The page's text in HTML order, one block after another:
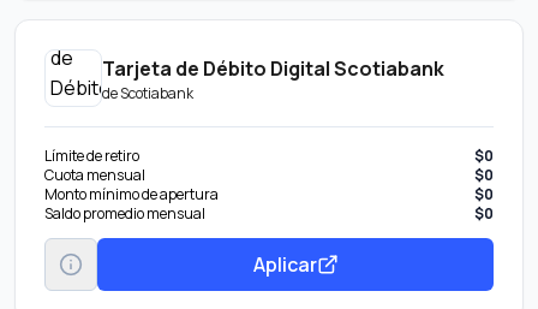
Tarjeta de Débito Digital Scotiabank
deScotiabank
Límite de retiro
$0
Cuota mensual
$0
Monto mínimo de apertura
$0
Saldo promedio mensual
$0
Aplicar